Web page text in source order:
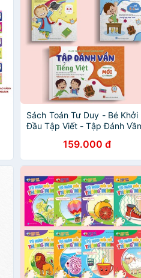
Sách Toán Tư Duy - Bé Khởi
Đầu Tập Viết - Tập Đánh Vần
159.000 đ